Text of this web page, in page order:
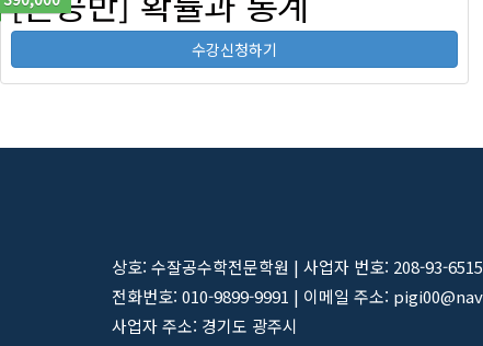
수강신청하기
상호: 수잘공수학전문학원 | 사업자 번호: 208-93-
전화번호: 010-9899-9991 | 이메일 주소:
사업자 주소: 경기도 광주시